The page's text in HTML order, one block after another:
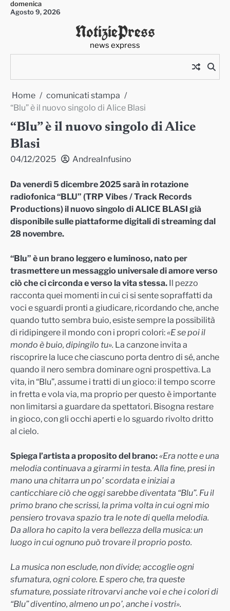
Skipdomenica
Agosto 9, 2026
NotiziePress
news express
Home
comunicati stampa
“Blu” è il nuovo singolo di Alice Blasi
“Blu” è il nuovo singolo di Alice
Blasi
04/12/2025 AndreaInfusino
Da venerdì 5 dicembre 2025 sarà in rotazione
radiofonica “BLU” (TRP Vibes / Track Records
Productions) il nuovo singolo di ALICE BLASI già
disponibile sulle piattaforme digitali di streaming dal
28 novembre.
“Blu” è un brano leggero e luminoso, nato per
trasmettere un messaggio universale di amore verso
ciò che ci circonda e verso la vita stessa. Il pezzo
racconta quei momenti in cui ci si sente sopraffatti da
voci e sguardi pronti a giudicare, ricordando che, anche
quando tutto sembra buio, esiste sempre la possibilità
di ridipingere il mondo con i propri colori:«E se poi il
mondo è buio, dipingilo tu». La canzone invita a
riscoprire la luce che ciascuno porta dentro di sé, anche
quando il nero sembra dominare ogni prospettiva. La
vita, in “Blu”, assume i tratti di un gioco: il tempo scorre
in fretta e vola via, ma proprio per questo è importante
non limitarsi a guardare da spettatori. Bisogna restare
in gioco, con gli occhi aperti e lo sguardo rivolto dritto
al cielo.
Spiega l’artista a proposito del brano:«Era notte e una
melodia continuava a girarmi in testa. Alla fine, presi in
mano una chitarra un po’ scordata e iniziai a
canticchiare ciò che oggi sarebbe diventata “Blu”. Fu il
primo brano che scrissi, la prima volta in cui ogni mio
pensiero trovava spazio tra le note di quella melodia.
Da allora ho capito la vera bellezza della musica: un
luogo in cui ognuno può trovare il proprio posto.
La musica non esclude, non divide; accoglie ogni
sfumatura, ogni colore. E spero che, tra queste
sfumature, possiate ritrovarvi anche voi e che i colori di
“Blu” diventino, almeno un po’, anche i vostri».